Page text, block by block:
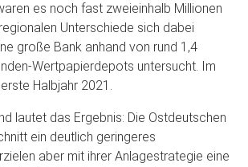
es noch fast zweieinhalb Millionen
Unterschiede sich dabei
große Bank anhand von rund 1,4
Wertpapierdepots untersucht. Im
Halbjahr 2021.
lautet das Ergebnis: Die Ostdeutschen
ein deutlich geringeres
aber mit ihrer Anlagestrategie eine